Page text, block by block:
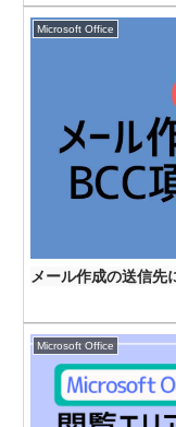
Microsoft Office
メール作成の送信
Microsoft Office